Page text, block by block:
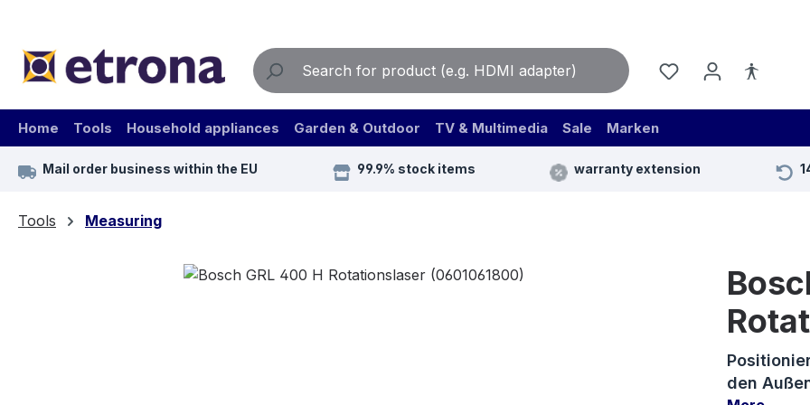
Home Tools Household appliances Garden & Outdoor TV & Multimedia Sale Marken
Mail order business within the EU 99.9% stock items warranty extension
Tools Measuring
den